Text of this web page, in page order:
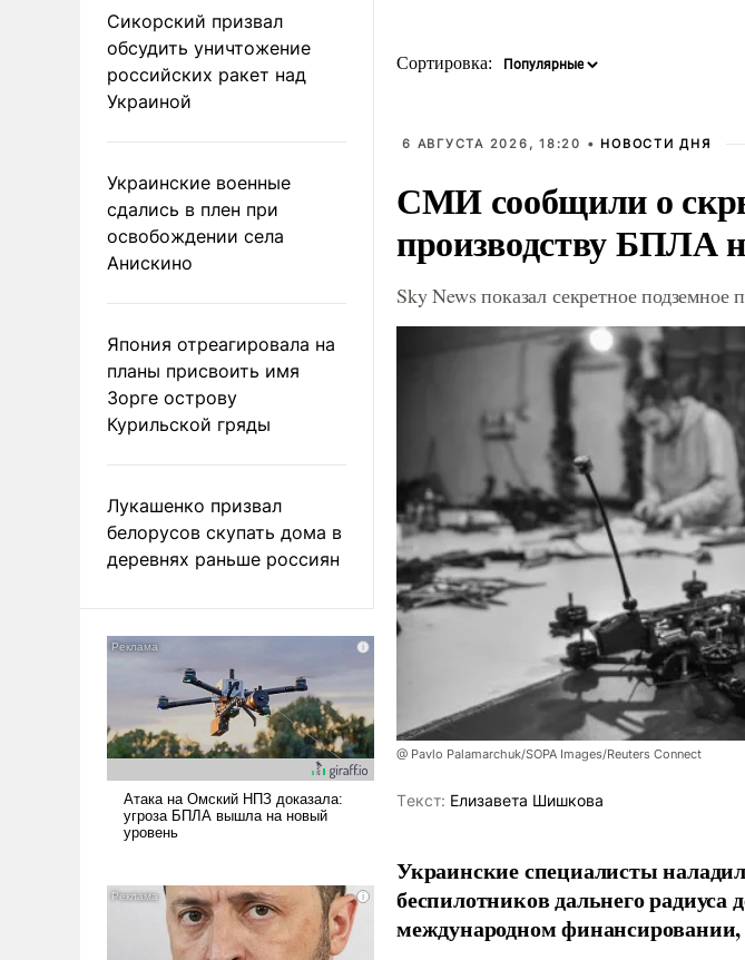
Сикорский призвал
обсудить уничтожение
российских ракет над
Украиной
Украинские военные
сдались в плен при
освобождении села
Анискино
Япония отреагировала на
планы присвоить имя
Зорге острову
Курильской гряды
Лукашенко призвал
белорусов скупать дома в
деревнях раньше россиян
Сортировка:
6 АВГУСТА 2026, 18:20 • НОВОСТИ ДНЯ
СМИ сообщили о
производству БПЛА
Sky News показал секретное
@ Pavlo Palamarchuk/SOPA Images/Reuters Connect
Tекст: Елизавета Шишкова
Украинские специалисты
беспилотников дальнего
международном финансировании,